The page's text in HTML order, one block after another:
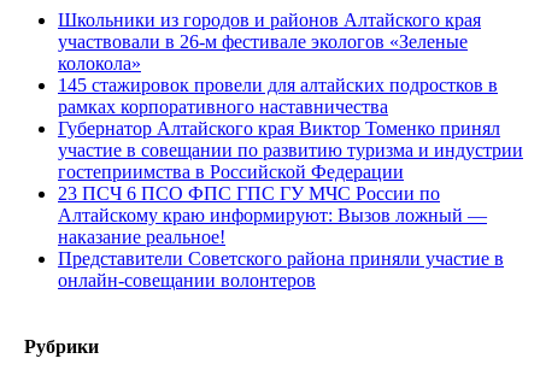
Школьники из городов и районов Алтайского края
участвовали в 26-м фестивале экологов «Зеленые
колокола»
145 стажировок провели для алтайских подростков в
рамках корпоративного наставничества
Губернатор Алтайского края Виктор Томенко принял
участие в совещании по развитию туризма и индустрии
гостеприимства в Российской Федерации
23 ПСЧ 6 ПСО ФПС ГПС ГУ МЧС России по
Алтайскому краю информируют: Вызов ложный —
наказание реальное!
Представители Советского района приняли участие в
онлайн-совещании волонтеров
Рубрики